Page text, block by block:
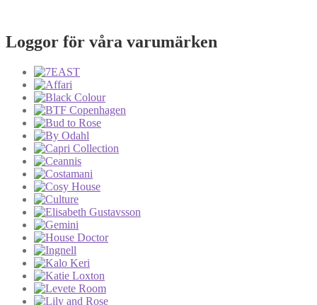
Loggor för våra varumärken